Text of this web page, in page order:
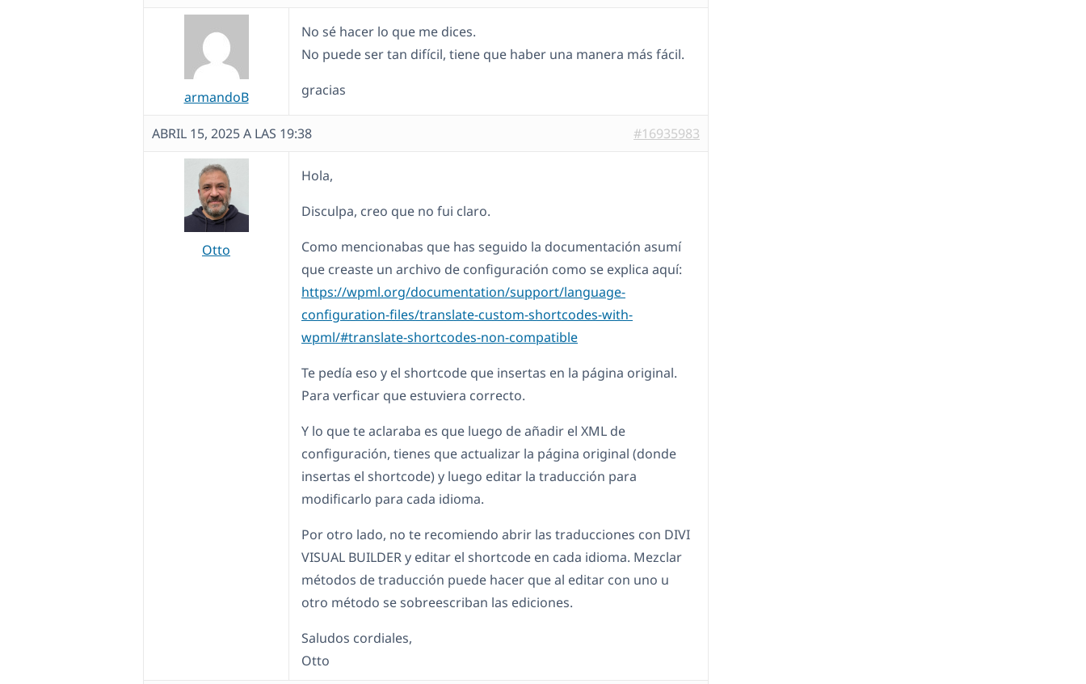
armandoB
No sé hacer lo que me dices.
No puede ser tan difícil, tiene que haber una manera más fácil.
gracias
ABRIL 15, 2025 A LAS 19:38 #16935983
Otto
Hola,
Disculpa, creo que no fui claro.
Como mencionabas que has seguido la documentación asumí
que creaste un archivo de configuración como se explica aquí:
https://wpml.org/documentation/support/language-
configuration-files/translate-custom-shortcodes-with-
wpml/#translate-shortcodes-non-compatible
Te pedía eso y el shortcode que insertas en la página original.
Para verficar que estuviera correcto.
Y lo que te aclaraba es que luego de añadir el XML de
configuración, tienes que actualizar la página original (donde
insertas el shortcode) y luego editar la traducción para
modificarlo para cada idioma.
Por otro lado, no te recomiendo abrir las traducciones con DIVI
VISUAL BUILDER y editar el shortcode en cada idioma. Mezclar
métodos de traducción puede hacer que al editar con uno u
otro método se sobreescriban las ediciones.
Saludos cordiales,
Otto